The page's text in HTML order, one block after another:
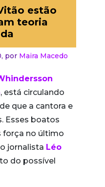
estão
teoria
por Maira Macedo
, está circulando
que a cantora e
Esses boatos
força no último
jornalista Léo
do possível